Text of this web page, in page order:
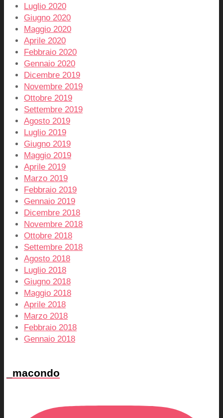
Luglio 2020
Giugno 2020
Maggio 2020
Aprile 2020
Febbraio 2020
Gennaio 2020
Dicembre 2019
Novembre 2019
Ottobre 2019
Settembre 2019
Agosto 2019
Luglio 2019
Giugno 2019
Maggio 2019
Aprile 2019
Marzo 2019
Febbraio 2019
Gennaio 2019
Dicembre 2018
Novembre 2018
Ottobre 2018
Settembre 2018
Agosto 2018
Luglio 2018
Giugno 2018
Maggio 2018
Aprile 2018
Marzo 2018
Febbraio 2018
Gennaio 2018
_macondo